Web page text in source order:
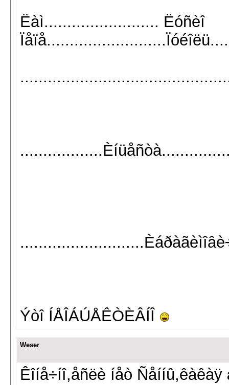
Ëàì......................... Ëóñèî
Ýòî ÍÅÎÁÚÅÊÒÈÂÍÎ
Weser
Êîíå÷íî,åñëè íåò